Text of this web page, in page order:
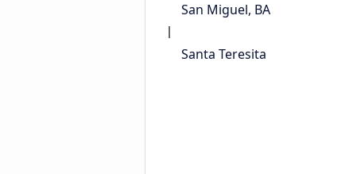
San Miguel, BA
Santa Teresita